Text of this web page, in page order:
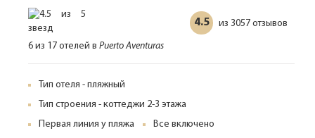
4.5 из 3057 отзывов
6 из 17 отелей в Puerto Aventuras
Тип отеля - пляжный
Тип строения - коттеджи 2-3 этажа
Первая линия у пляжа
Все включено